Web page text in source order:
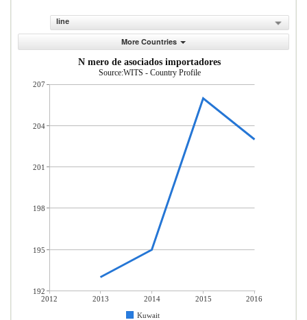
line
More Countries
N mero de asociados importadores
Source:WITS - Country Profile
2012 2013 2014 2015
2016
Kuwait
207
204
201
198
195
192